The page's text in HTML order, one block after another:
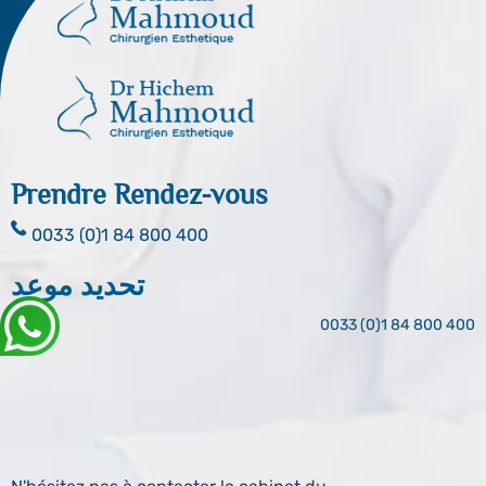
Prendre Rendez-vous
0033 (0)1 84 800 400
تحديد موعد
0033 (0)1 84 800 400